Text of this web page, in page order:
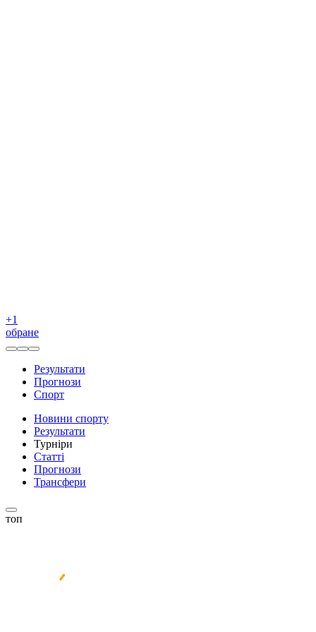
+1
обране
Результати
Прогнози
Спорт
Новини спорту
Результати
Турніри
Статті
Прогнози
Трансфери
топ